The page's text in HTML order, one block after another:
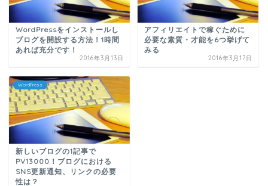
WordPressをインストールし
ブログを開設する方法！1時間
あれば充分です！
2016年3月13日
アフィリエイトで稼ぐために
必要な素質・才能を6つ挙げて
みる
2016年3月17日
WordPress
新しいブログの1記事で
PV13000！ブログにおける
SNS更新通知、リンクの必要
性は？